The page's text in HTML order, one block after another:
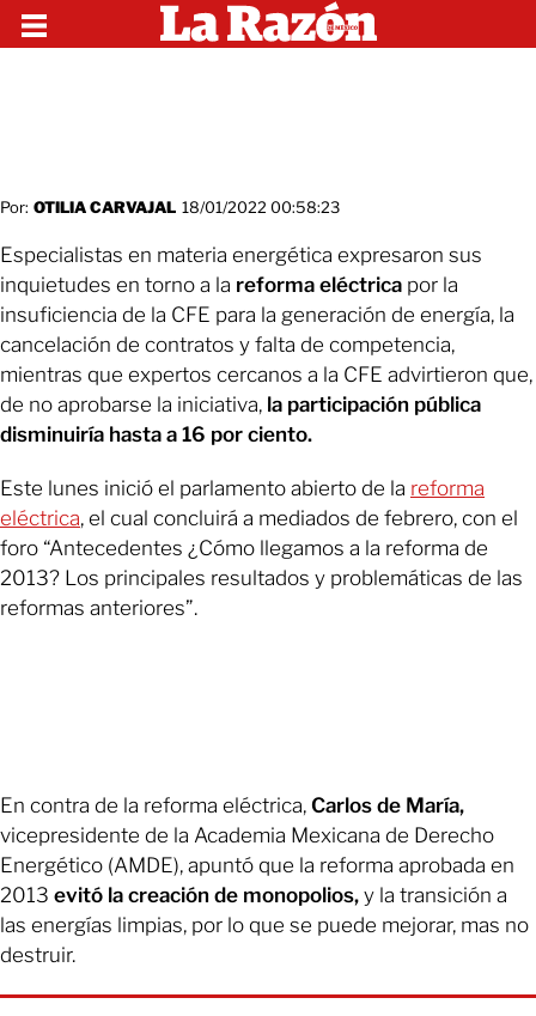
Por: OTILIA CARVAJAL 18/01/2022 00:58:23
Especialistas en materia energética expresaron sus
inquietudes en torno a la reforma eléctrica por la
insuficiencia de la CFE para la generación de energía, la
cancelación de contratos y falta de competencia,
mientras que expertos cercanos a la CFE advirtieron que,
de no aprobarse la iniciativa, la participación pública
disminuiría hasta a 16 por ciento.
Este lunes inició el parlamento abierto de la reforma
eléctrica, el cual concluirá a mediados de febrero, con el
foro “Antecedentes ¿Cómo llegamos a la reforma de
2013? Los principales resultados y problemáticas de las
reformas anteriores”.
En contra de la reforma eléctrica, Carlos de María,
vicepresidente de la Academia Mexicana de Derecho
Energético (AMDE), apuntó que la reforma aprobada en
2013 evitó la creación de monopolios, y la transición a
las energías limpias, por lo que se puede mejorar, mas no
destruir.